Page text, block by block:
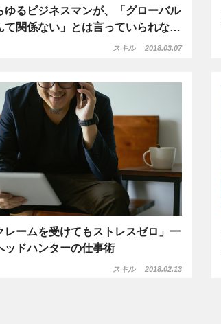
ゆるビジネスマンが、「グローバル
て関係ない」とは言っていられな…
スキル 2018.03.07
レームを受けてもストレスゼロ」一
ッドハンターの仕事術
スキル 2018.02.13